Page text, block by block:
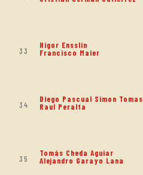
33
Higor Ensslin
Francisco Maier
34
Diego Pascual Simon Tomas
Raul Peralta
35
Tomás Cheda Aguiar
Alejandro Garayo Lana